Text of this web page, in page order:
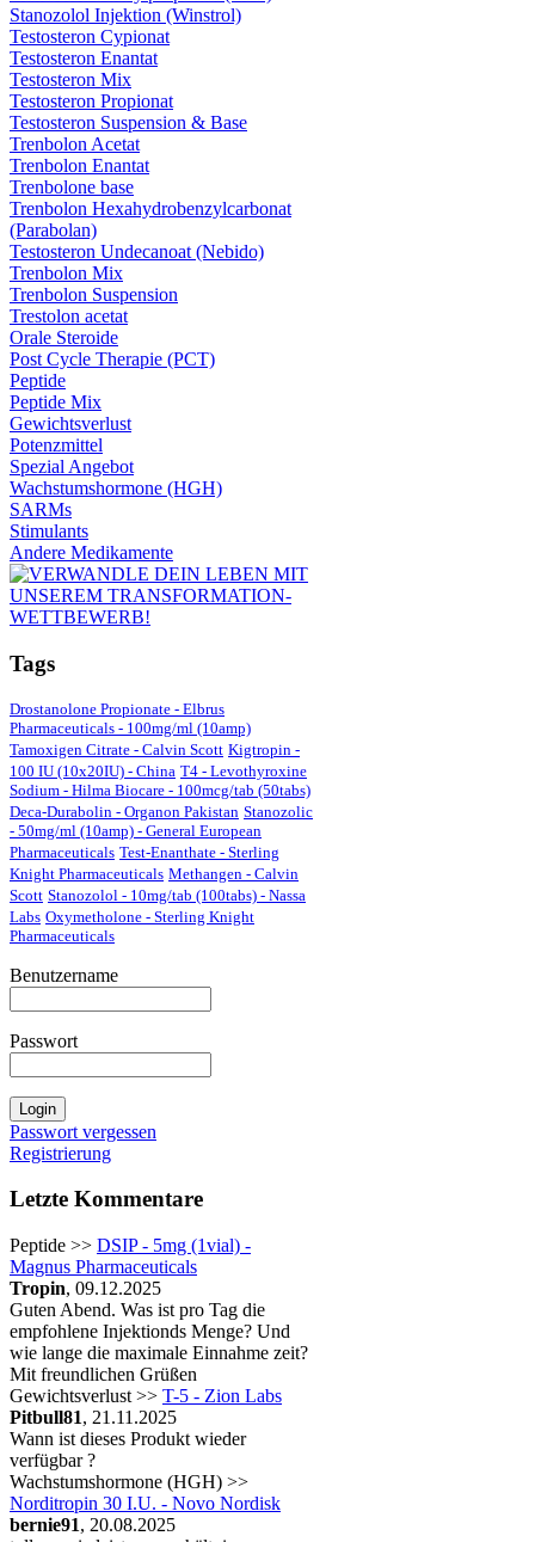
Stanozolol Injektion (Winstrol)
Testosteron Cypionat
Testosteron Enantat
Testosteron Mix
Testosteron Propionat
Testosteron Suspension & Base
Trenbolon Acetat
Trenbolon Enantat
Trenbolone base
Trenbolon Hexahydrobenzylcarbonat
(Parabolan)
Testosteron Undecanoat (Nebido)
Trenbolon Mix
Trenbolon Suspension
Trestolon acetat
Orale Steroide
Post Cycle Therapie (PCT)
Peptide
Peptide Mix
Gewichtsverlust
Potenzmittel
Spezial Angebot
Wachstumshormone (HGH)
SARMs
Stimulants
Andere Medikamente
Tags
Drostanolone Propionate - Elbrus
Pharmaceuticals - 100mg/ml (10amp)
Tamoxigen Citrate - Calvin Scott Kigtropin -
100 IU (10x20IU) - China T4 - Levothyroxine
Sodium - Hilma Biocare - 100mcg/tab (50tabs)
Deca-Durabolin - Organon Pakistan Stanozolic
- 50mg/ml (10amp) - General European
Pharmaceuticals Test-Enanthate - Sterling
Knight Pharmaceuticals Methangen - Calvin
Scott Stanozolol - 10mg/tab (100tabs) - Nassa
Labs Oxymetholone - Sterling Knight
Pharmaceuticals
Benutzername
Passwort
Passwort vergessen
Registrierung
Letzte Kommentare
Peptide >> DSIP - 5mg (1vial) -
Magnus Pharmaceuticals
Tropin, 09.12.2025
Guten Abend. Was ist pro Tag die
empfohlene Injektionds Menge? Und
wie lange die maximale Einnahme zeit?
Mit freundlichen Grüßen
Gewichtsverlust >> T-5 - Zion Labs
Pitbull81, 21.11.2025
Wann ist dieses Produkt wieder
verfügbar ?
Wachstumshormone (HGH) >>
Norditropin 30 I.U. - Novo Nordisk
bernie91, 20.08.2025